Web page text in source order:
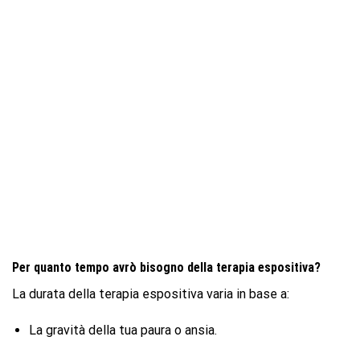
Per quanto tempo avrò bisogno della terapia espositiva?
La durata della terapia espositiva varia in base a:
La gravità della tua paura o ansia.